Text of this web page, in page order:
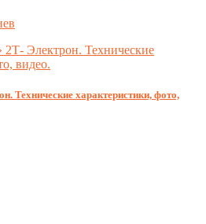
Технические характеристики, фото,